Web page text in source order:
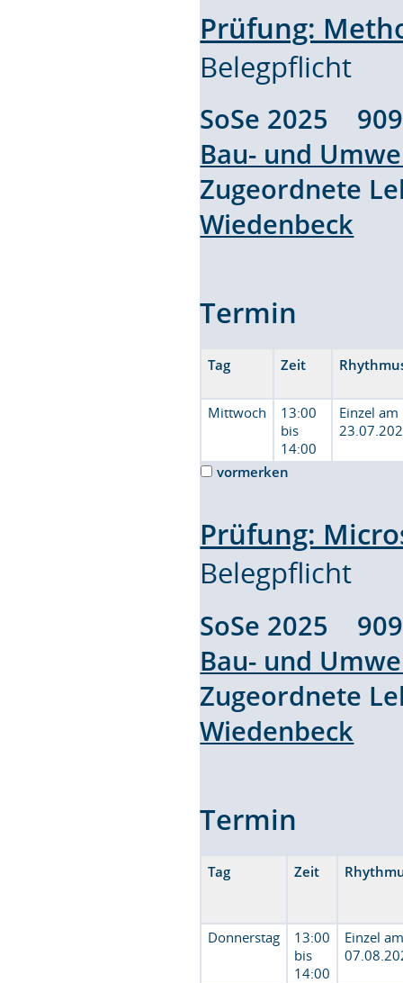
Prüfung:
Belegpflicht
SoSe 2025
Bau- und
Zugeordnete
Wiedenbeck
Termin
Tag Zeit
Mittwoch
13:00
bis
14:00
Einzel am
vormerken
Prüfung:
Belegpflicht
SoSe 2025
Bau- und
Zugeordnete
Wiedenbeck
Termin
Tag Zeit
Donnerstag
13:00
bis
14:00
Einzel